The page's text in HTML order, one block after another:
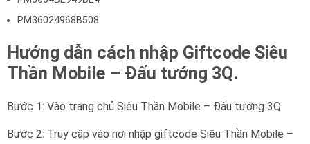
PM36024968B508
Hướng dẫn cách nhập Giftcode Siêu
Thần Mobile – Đấu tướng 3Q.
Bước 1: Vào trang chủ Siêu Thần Mobile – Đấu tướng 3Q
Bước 2: Truy cập vào nơi nhập giftcode Siêu Thần Mobile –